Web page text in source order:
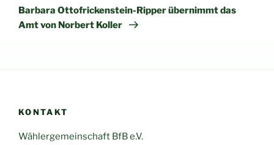
Beitrag
Barbara Ottofrickenstein-Ripper übernimmt das
Amt von Norbert Koller
KONTAKT
Wählergemeinschaft BfB e.V.